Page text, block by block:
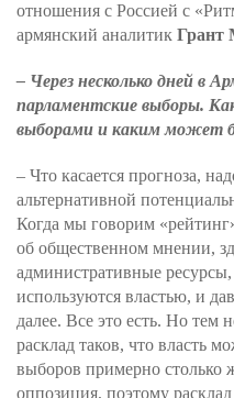
отношения с Россией с
армянский аналитик Грант
– Через несколько дней в
парламентские выборы.
выборами и каким может
– Что касается прогноза,
альтернативной
Когда мы говорим
об общественном мнении,
административные
используются властью, и
далее. Все это есть. Но тем
расклад таков, что власть
выборов примерно столько
оппозиция, поэтому